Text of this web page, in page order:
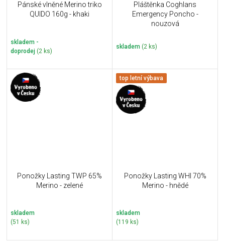
Pánské vlněné Merino triko
QUIDO 160g - khaki
skladem -
doprodej (2 ks)
Pláštěnka Coghlans
Emergency Poncho -
nouzová
skladem (2 ks)
Ponožky Lasting TWP 65%
Merino - zelené
skladem
(51 ks)
top letní výbava
Ponožky Lasting WHI 70%
Merino - hnědé
skladem
(119 ks)